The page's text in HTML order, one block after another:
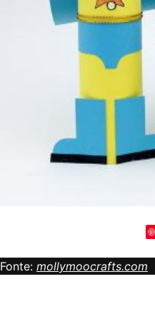
Fonte: mollymoocrafts.com